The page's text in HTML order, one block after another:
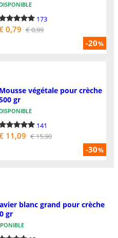
-20%
DISPONIBLE
173
0,79 € 0,99
-30%
Mousse végétale pour crèche
gr
DISPONIBLE
141
11,09 € 15,90
blanc grand pour crèche
gr